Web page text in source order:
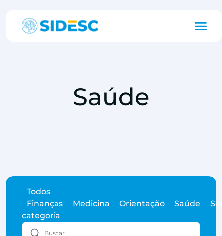
Saúde
Todos
Finanças
Medicina Orientação Saúde
categoria